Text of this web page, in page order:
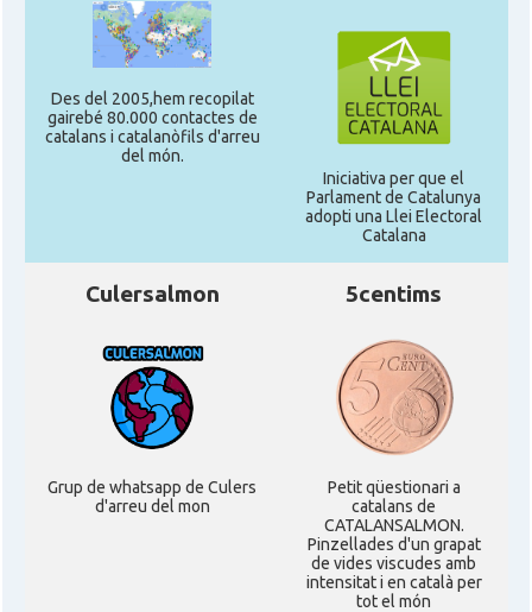
Des del 2005,hem recopilat
gairebé 80.000 contactes de
catalans i catalanòfils d'arreu
del món.
Iniciativa per que el
Parlament de Catalunya
adopti una Llei Electoral
Catalana
Culersalmon
Grup de whatsapp de Culers
d'arreu del mon
5centims
Petit qüestionari a
catalans de
CATALANSALMON.
Pinzellades d'un grapat
de vides viscudes amb
intensitat i en català per
tot el món